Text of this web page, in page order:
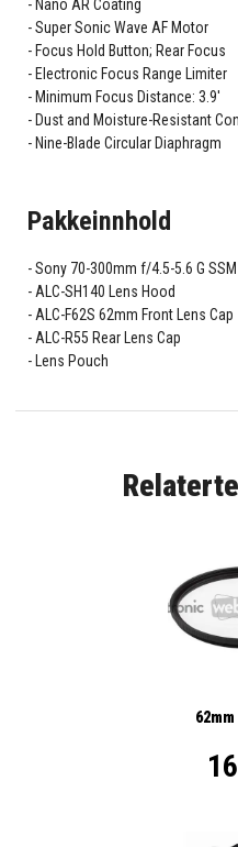
Nano AR Coating
Super Sonic Wave AF Motor
Focus Hold Button; Rear Focus
Electronic Focus Range Limiter
Minimum Focus Distance: 3.9'
Dust and Moisture-Resistant
Nine-Blade Circular Diaphragm
Pakkeinnhold
Sony 70-300mm f/4.5-5.6 G SSM
ALC-SH140 Lens Hood
ALC-F62S 62mm Front Lens Cap
ALC-R55 Rear Lens Cap
Lens Pouch